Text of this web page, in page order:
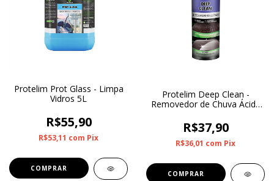
Protelim Prot Glass - Limpa
Vidros 5L
R$55,90
R$53,11 com Pix
Protelim Deep Clean -
Removedor de Chuva Ácida
R$37,90
R$36,01 com Pix